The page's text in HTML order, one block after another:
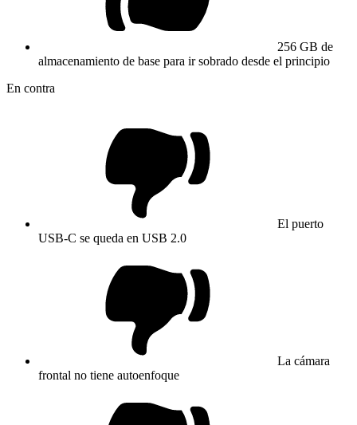
256 GB de
almacenamiento de base para ir sobrado desde el principio
En contra
El puerto
USB-C se queda en USB 2.0
La cámara
frontal no tiene autoenfoque